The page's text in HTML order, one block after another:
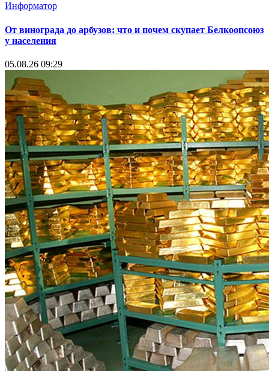
Информатор
От винограда до арбузов: что и почем скупает Белкоопсоюз
у населения
05.08.26 09:29